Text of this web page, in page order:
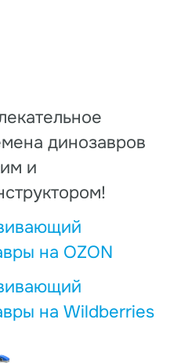
динозавров
и
на OZON
на Wildberries